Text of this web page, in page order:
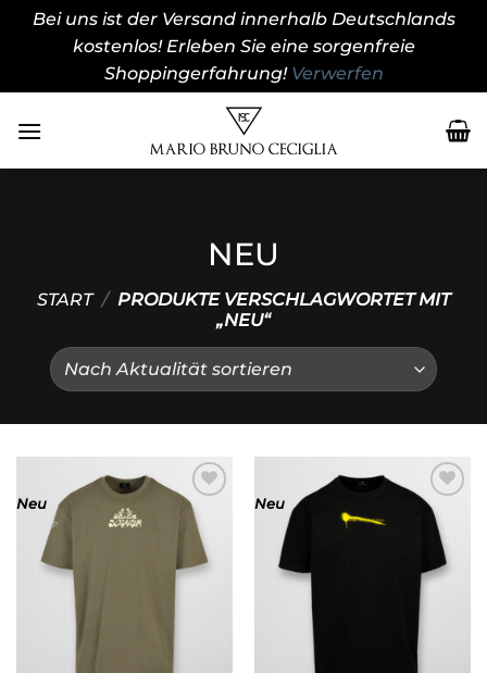
Bei uns ist der Versand innerhalb Deutschlands
kostenlos! Erleben Sie eine sorgenfreie
Shoppingerfahrung! Verwerfen
Inhalt
NEU
START / PRODUKTE VERSCHLAGWORTET MIT
„NEU“
Neu
Add to
wishlist
Neu
Add to
wishlist